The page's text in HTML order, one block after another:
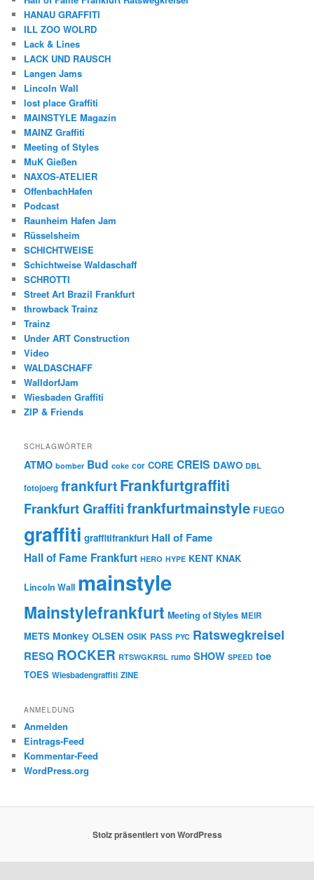
HANAU GRAFFITI
ILL ZOO WOLRD
Lack & Lines
LACK UND RAUSCH
Langen Jams
Lincoln Wall
lost place Graffiti
MAINSTYLE Magazin
MAINZ Graffiti
Meeting of Styles
MuK Gießen
NAXOS-ATELIER
OffenbachHafen
Podcast
Raunheim Hafen Jam
Rüsselsheim
SCHICHTWEISE
Schichtweise Waldaschaff
SCHROTTI
Street Art Brazil Frankfurt
throwback Trainz
Trainz
Under ART Construction
Video
WALDASCHAFF
WalldorfJam
Wiesbaden Graffiti
ZIP & Friends
SCHLAGWÖRTER
ATMO bomber Bud coke cor CORE CREIS DAWO DBL
fotojoerg frankfurtFrankfurtgraffiti
Frankfurt Graffitifrankfurtmainstyle FUEGO
graffiti graffitifrankfurt Hall of Fame
Hall of Fame Frankfurt HERO HYPE KENT KNAK
Lincoln Wall mainstyle
Mainstylefrankfurt Meeting of Styles MEIR
METS Monkey OLSEN OSIK PASS PYC Ratswegkreisel
RESQ ROCKER RTSWGKRSL rumo SHOW SPEED toe
TOES Wiesbadengraffiti ZINE
ANMELDUNG
Anmelden
Eintrags-Feed
Kommentar-Feed
WordPress.org
Stolz präsentiert von WordPress